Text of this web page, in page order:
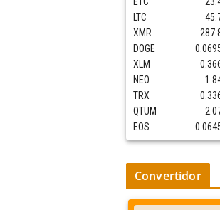
LTC
XMR
DOGE
XLM
NEO
TRX
QTUM
EOS
Convertidor